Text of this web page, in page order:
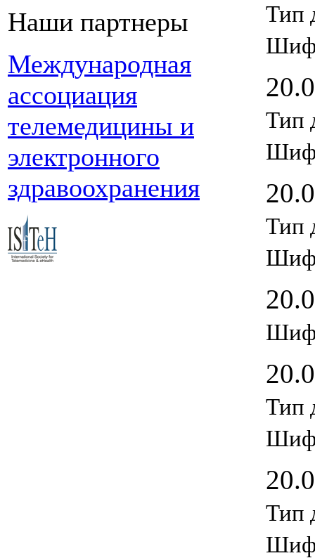
Наши партнеры
Международная
ассоциация
телемедицины и
электронного
здравоохранения
Тип
Тип
Тип
Тип
Тип